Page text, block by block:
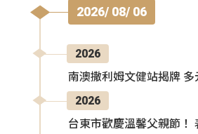
2026/ 08/ 06
2026
南澳撒利姆文健站揭牌
2026
台東市歡慶溫馨父親節！